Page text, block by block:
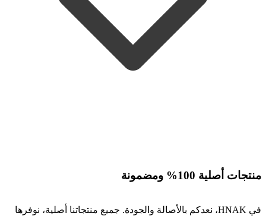
منتجات أصلية 100% ومضمونة
في HNAK، نعدكم بالأصالة والجودة. جميع منتجاتنا أصلية، نوفرها